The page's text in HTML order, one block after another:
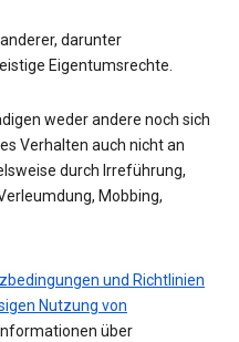
darunter
Eigentumsrechte.
weder andere noch sich
Verhalten auch nicht an
durch Irreführung,
Mobbing,
und Richtlinien
Nutzung von
über